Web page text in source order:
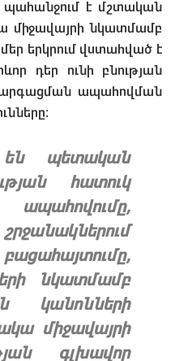
պահանջում է մշտական
միջավայրի նկատմամբ
երկրում վստահված է
դեր ունի բնության
ապահովման
են պետական
հատուկ
նկատմամբ
կանոնների
միջավայրի
գլխավոր